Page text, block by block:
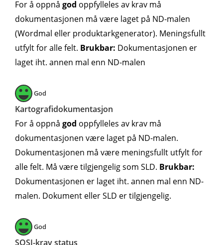
For å oppnå god oppfylleles av krav må
dokumentasjonen må være laget på ND-malen
(Wordmal eller produktarkgenerator). Meningsfullt
utfylt for alle felt. Brukbar: Dokumentasjonen er
laget iht. annen mal enn ND-malen
God
Kartografidokumentasjon
For å oppnå god oppfylleles av krav må
dokumentasjonen være laget på ND-malen.
Dokumentasjonen må være meningsfullt utfylt for
alle felt. Må være tilgjengelig som SLD. Brukbar:
Dokumentasjonen er laget iht. annen mal enn ND-
malen. Dokument eller SLD er tilgjengelig.
God
SOSI-krav status